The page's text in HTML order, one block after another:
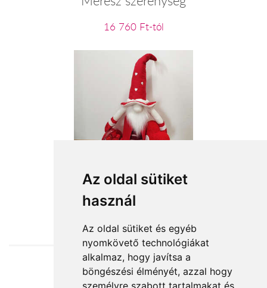
Az oldal sütiket
használ
Az oldal sütiket és egyéb
nyomkövető technológiákat
alkalmaz, hogy javítsa a
böngészési élményét, azzal hogy
személyre szabott tartalmakat és
16 760 Ft-tól
Szeretlek naggggyon!
19 600 Ft-tól
Elfogadott fizetési módok